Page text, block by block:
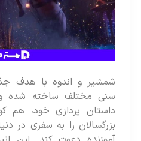
شمشیر و اندوه با هدف جذب
سنی مختلف ساخته شده‌ و
داستان پردازی خود، هم
بزرگسالان را به سفری در